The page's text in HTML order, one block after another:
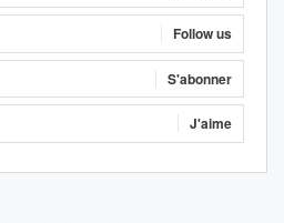
Follow us
S'abonner
J'aime